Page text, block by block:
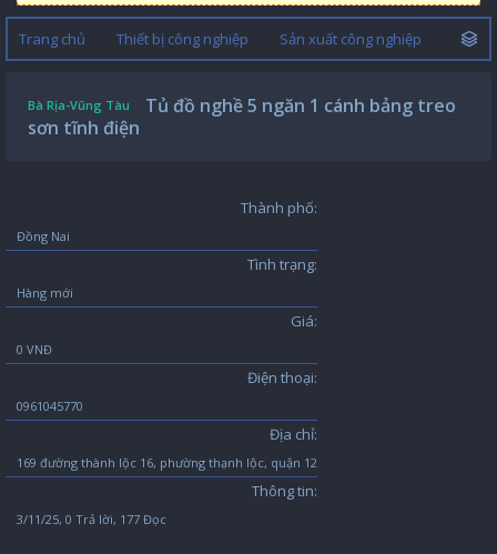
Trang chủ Thiết bị công nghiệp Sản xuất công nghiệp
Bà Rịa-Vũng Tàu
Tủ đồ nghề 5 ngăn 1 cánh bảng treo
sơn tĩnh điện
Thành phố:
Đồng Nai
Tình trạng:
Hàng mới
Giá:
0 VNĐ
Điện thoại:
0961045770
Địa chỉ:
169 đường thành lộc 16, phường thạnh lộc, quận 12
Thông tin:
3/11/25, 0 Trả lời, 177 Đọc